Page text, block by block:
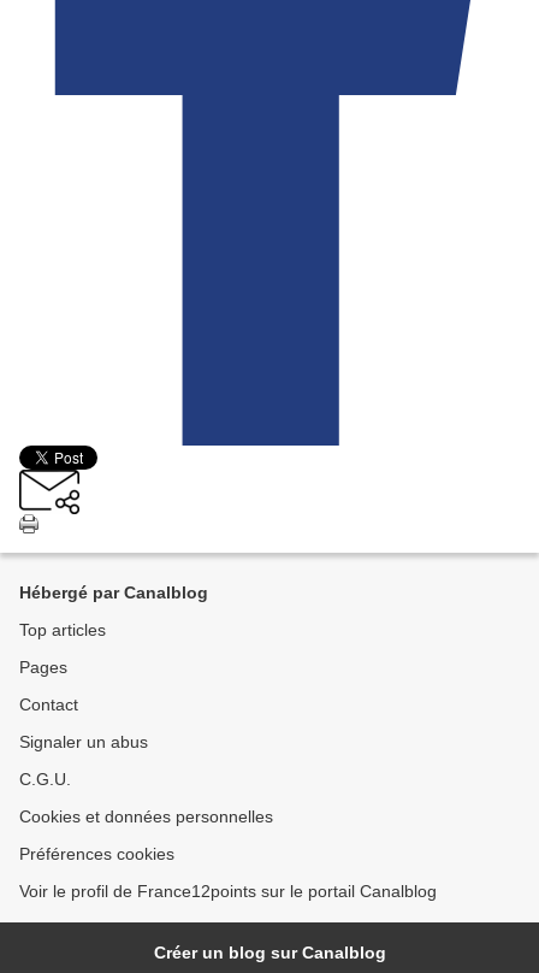
Hébergé par Canalblog
Top articles
Pages
Contact
Signaler un abus
C.G.U.
Cookies et données personnelles
Préférences cookies
Voir le profil de France12points sur le portail Canalblog
Créer un blog sur Canalblog